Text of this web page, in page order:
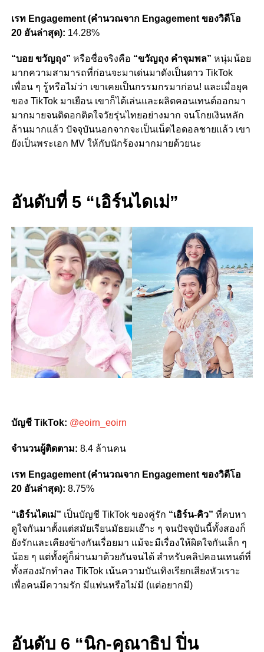
เรท Engagement (คำนวณจาก Engagement ของวิดีโอ
20 อันล่าสุด): 14.28%
“บอย ขวัญถุง” หรือชื่อจริงคือ “ขวัญถุง คำจุมพล” หนุ่มน้อย
มากความสามารถที่ก่อนจะมาเด่นมาดังเป็นดาว TikTok
เพื่อน ๆ รู้หรือไม่ว่า เขาเคยเป็นกรรมกรมาก่อน! และเมื่อยุค
ของ TikTok มาเยือน เขาก็ได้เล่นและผลิตคอนเทนต์ออกมา
มากมายจนติดอกติดใจวัยรุ่นไทยอย่างมาก จนโกยเงินหลัก
ล้านมากแล้ว ปัจจุบันนอกจากจะเป็นเน็ตไอดอลชายแล้ว เขา
ยังเป็นพระเอก MV ให้กับนักร้องมากมายด้วยนะ
อันดับที่ 5 “เอิร์นไดเม่”
บัญชี TikTok: @eoirn_eoirn
จำนวนผู้ติดตาม: 8.4 ล้านคน
เรท Engagement (คำนวณจาก Engagement ของวิดีโอ
20 อันล่าสุด): 8.75%
“เอิร์นไดเม่” เป็นบัญชี TikTok ของคู่รัก “เอิร์น-คิว” ที่คบหา
ดูใจกันมาตั้งแต่สมัยเรียนมัธยมเอ๊าะ ๆ จนปัจจุบันนี้ทั้งสองก็
ยังรักและเคียงข้างกันเรื่อยมา แม้จะมีเรื่องให้ผิดใจกันเล็ก ๆ
น้อย ๆ แต่ทั้งคู่ก็ผ่านมาด้วยกันจนได้ สำหรับคลิปคอนเทนต์ที่
ทั้งสองมักทำลง TikTok เน้นความบันเทิงเรียกเสียงหัวเราะ
เพื่อคนมีความรัก มีแฟนหรือไม่มี (แต่อยากมี)
อันดับ 6 “นิก-คุณาธิป ปิ่น